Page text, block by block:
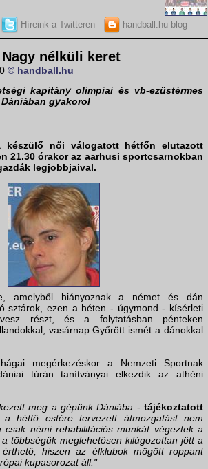
Híreink a Twitteren handball.hu blog
nélküli keret
© handball.hu
kapitány olimpiai és vb-ezüstérmes
gyakorol
készülő női válogatott hétfőn elutazott
21.30 órakor az aarhusi sportcsarnokban
legjobbjaival.
amelyből hiányoznak a német és dán
sztárok, ezen a héten - úgymond - kísérleti
vesz részt, és a folytatásban pénteken
vasárnap Győrött ismét a dánokkal
megérkezéskor a Nemzeti Sportnak
túrán tanítványai elkezdik az athéni
meg a gépünk Dániába - tájékoztatott
hétfő estére tervezett átmozgatást nem
csak némi rehabilitációs munkát végeztek a
többségük meglehetősen kilúgozottan jött a
hiszen az élklubok mögött roppant
kupasorozat áll."